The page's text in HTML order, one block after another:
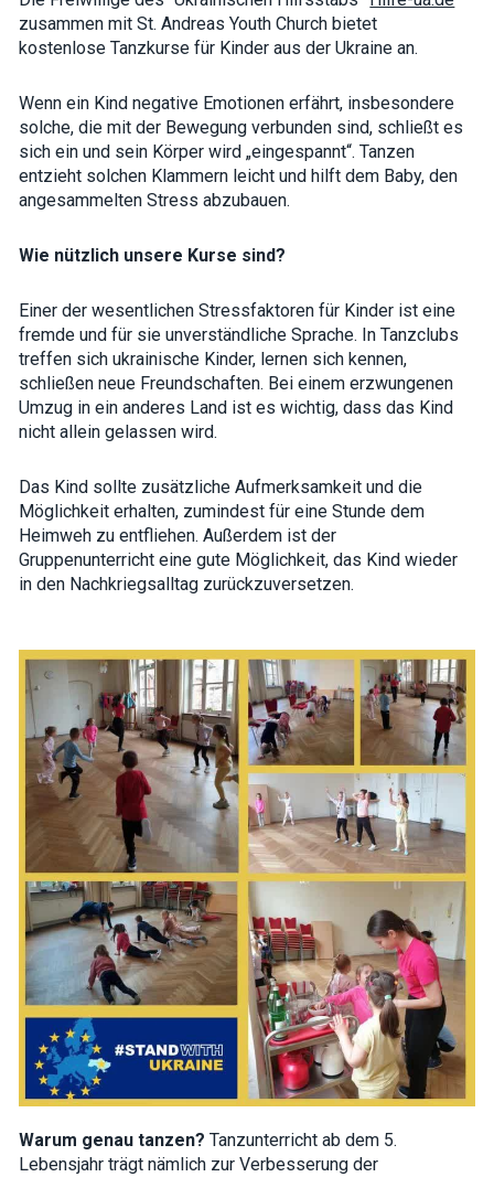
zusammen mitSt. Andreas Youth Church bietet
kostenloseTanzkurse für Kinder aus der Ukraine an.
Wenn ein Kind negative Emotionen erfährt, insbesondere
solche, die mit der Bewegung verbunden sind, schließt es
sich ein und sein Körper wird „eingespannt“. Tanzen
entzieht solchen Klammern leicht und hilft dem Baby, den
angesammelten Stress abzubauen.
Wie nützlich unsere Kurse sind?
Einer der wesentlichen Stressfaktoren für Kinder ist eine
fremde und für sie unverständliche Sprache. In Tanzclubs
treffen sich ukrainische Kinder, lernen sich kennen,
schließen neue Freundschaften. Bei einem erzwungenen
Umzug in ein anderes Land ist es wichtig, dass das Kind
nicht allein gelassen wird.
Das Kind sollte zusätzliche Aufmerksamkeit und die
Möglichkeit erhalten, zumindest für eine Stunde dem
Heimweh zu entfliehen. Außerdem ist der
Gruppenunterricht eine gute Möglichkeit, das Kind wieder
in den Nachkriegsalltag zurückzuversetzen.
Warum genau tanzen? Tanzunterricht ab dem 5.
Lebensjahr trägt nämlich zur Verbesserung der
website is
used.
Experience
In order for
our website
to perform
functionality
will
disappear
from the
website.
your
interests and
behavior as
you visit our
site, you
increase the
content and
offers.